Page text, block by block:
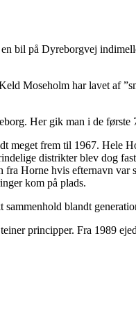
bil på Dyreborgvej
Moseholm har lavet af
Her gik man i de første
meget frem til 1967. Hele
distrikter blev dog
Horne hvis efternavn var
kom på plads.
blandt
principper. Fra 1989